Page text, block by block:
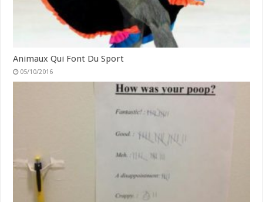
Animaux Qui Font Du Sport
05/10/2016